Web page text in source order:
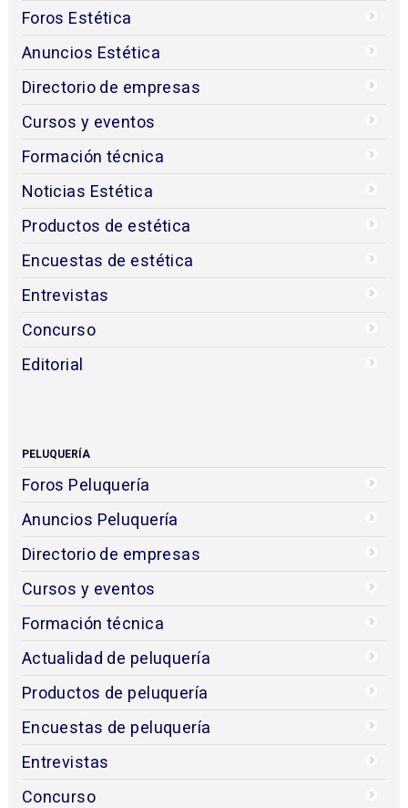
Foros Estética
Anuncios Estética
Directorio de empresas
Cursos y eventos
Formación técnica
Noticias Estética
Productos de estética
Encuestas de estética
Entrevistas
Concurso
Editorial
PELUQUERÍA
Foros Peluquería
Anuncios Peluquería
Directorio de empresas
Cursos y eventos
Formación técnica
Actualidad de peluquería
Productos de peluquería
Encuestas de peluquería
Entrevistas
Concurso